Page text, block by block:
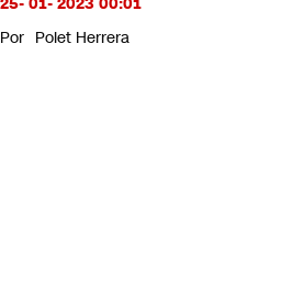
Bits
CNN Data
Por Polet Herrera